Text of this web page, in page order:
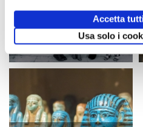
Accetta
Usa solo i
femminile
28/02/23